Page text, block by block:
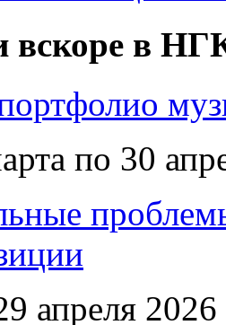
вскоре в
по 30
апреля 2026